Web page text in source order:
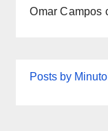
Omar Campos
Posts by